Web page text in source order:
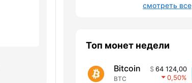
смотреть все
Топ монет недели
Bitcoin
BTC
64 124,00
0,50